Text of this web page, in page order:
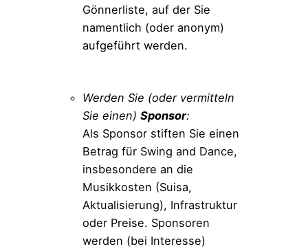
Gönnerliste, auf der Sie
namentlich (oder anonym)
aufgeführt werden.
Werden Sie (oder vermitteln
Sie einen) Sponsor:
Als Sponsor stiften Sie einen
Betrag für Swing and Dance,
insbesondere an die
Musikkosten (Suisa,
Aktualisierung), Infrastruktur
oder Preise. Sponsoren
werden (bei Interesse)